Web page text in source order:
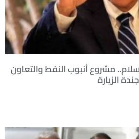
مشروع أنبوب النفط والتعاون
الزيارة